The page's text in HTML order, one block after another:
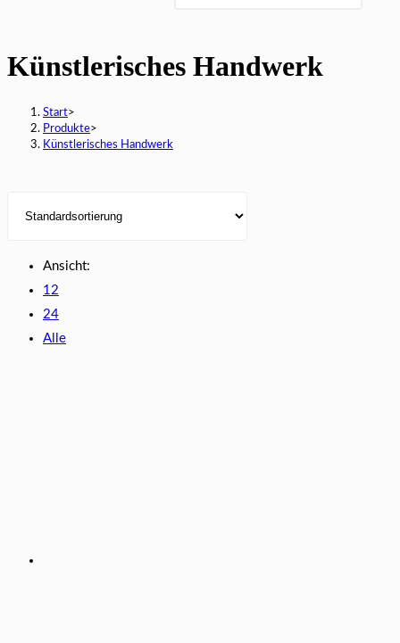
Künstlerisches Handwerk
Start>
Produkte>
Künstlerisches Handwerk
Ansicht:
12
24
Alle